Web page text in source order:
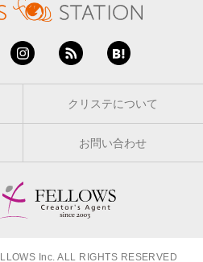
クリステについて
お問い合わせ
Inc. ALL RIGHTS RESERVED